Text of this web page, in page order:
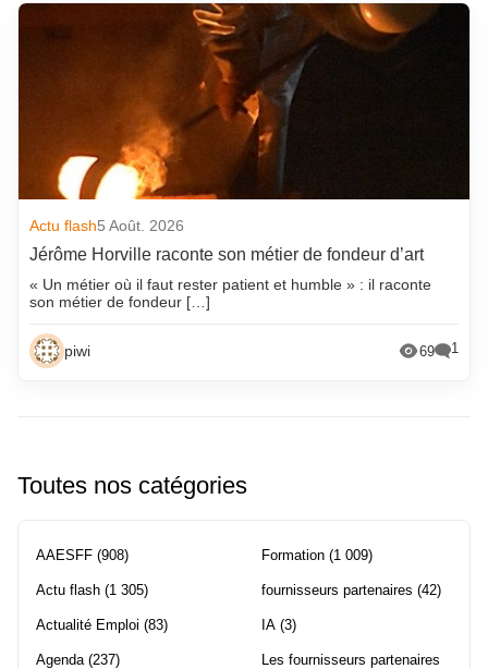
Actu flash5 Août. 2026
Jérôme Horville raconte son métier de fondeur d’art
« Un métier où il faut rester patient et humble » : il raconte
son métier de fondeur […]
piwi 69 1
Toutes nos catégories
AAESFF (908)
Actu flash (1 305)
Actualité Emploi (83)
Agenda (237)
Formation (1 009)
fournisseurs partenaires (42)
IA (3)
Les fournisseurs partenaires